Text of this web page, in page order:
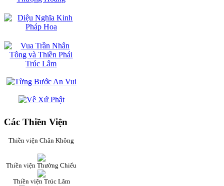
Các Thiền Viện
Thiền viện Chân Không
Thiền viện Thường Chiếu
Thiền viện Trúc Lâm